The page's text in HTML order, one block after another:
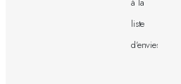
liste
d'envies